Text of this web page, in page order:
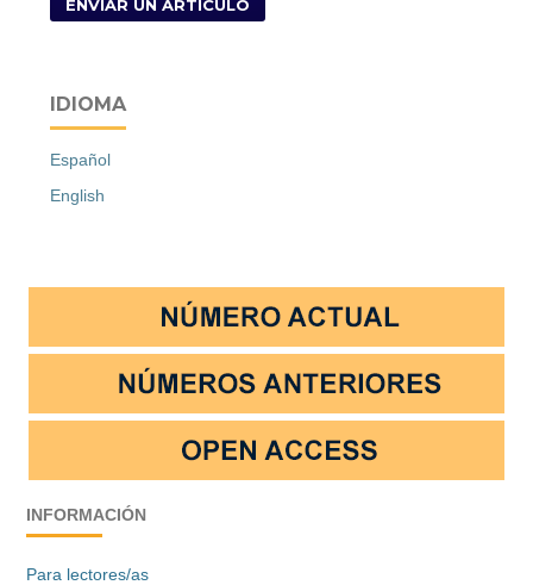
ENVIAR UN ARTÍCULO
IDIOMA
Español
English
INFORMACIÓN
Para lectores/as